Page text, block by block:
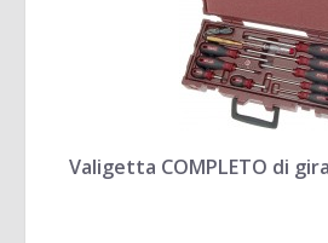
Valigetta COMPLETO di